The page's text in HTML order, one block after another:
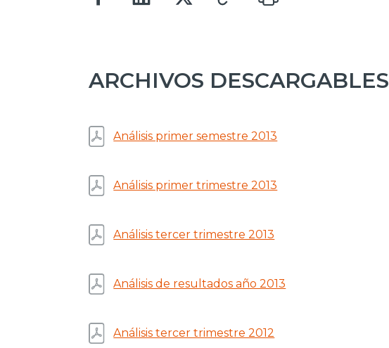
ARCHIVOS DESCARGABLES
Análisis primer semestre 2013
Análisis primer trimestre 2013
Análisis tercer trimestre 2013
Análisis de resultados año 2013
Análisis tercer trimestre 2012